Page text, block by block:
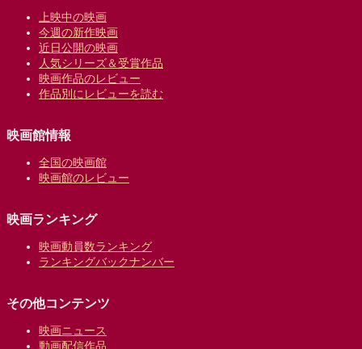
上映中の映画
今週の新作映画
近日公開の映画
人気シリーズ＆受賞作品
映画作品のレビュー
作品別にレビューを読む
映画館情報
全国の映画館
映画館のレビュー
映画ランキング
映画動員数ランキング
ランキングバックナンバー
その他コンテンツ
映画ニュース
動画配信作品